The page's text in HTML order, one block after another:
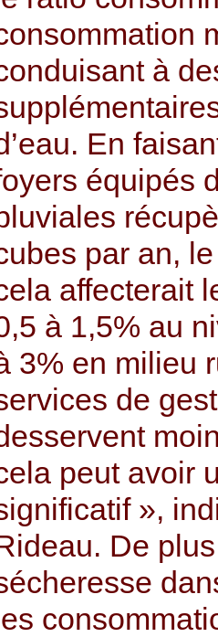
à
En
équipés
par an,
affecterait
à 1,5% au
3% en milieu
de
peut avoir
»,
De
les